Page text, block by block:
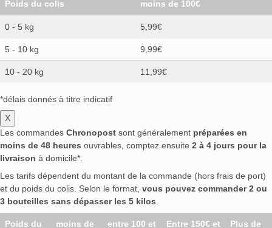
Poids du colis moins de 100€
0 - 5 kg 5,99€
5 - 10 kg 9,99€
10 - 20 kg 11,99€
*délais donnés à titre indicatif
X
Les commandes Chronopost sont généralement préparées en
moins de 48 heures ouvrables, comptez ensuite 2 à 4 jours pour la
livraison à domicile*.
Les tarifs dépendent du montant de la commande (hors frais de port)
et du poids du colis. Selon le format, vous pouvez commander 2 ou
3 bouteilles sans dépasser les 5 kilos
Poids du
moins de
entre 100 et
Entre 150€ et
Plus de